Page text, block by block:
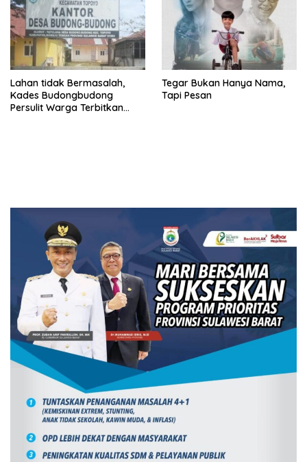
Lahan tidak Bermasalah,
Kades Budongbudong
Persulit Warga Terbitkan
Tegar Bukan Hanya Nama,
Tapi Pesan